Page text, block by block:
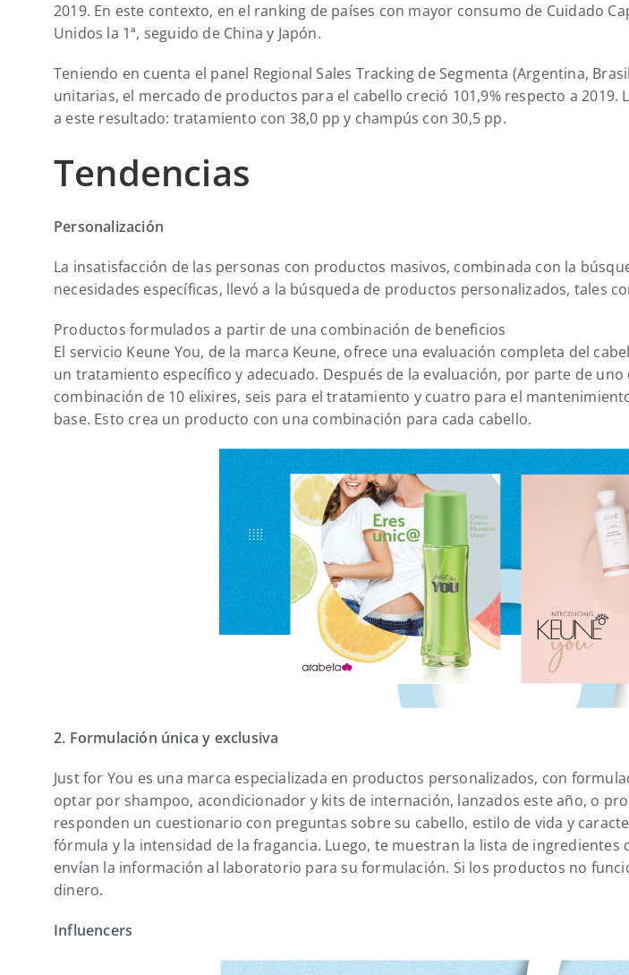
2019. En este contexto, en el ranking de países con mayor consumo de Cuidado
Unidos la 1ª, seguido de China y Japón.
Teniendo en cuenta el panel Regional Sales Tracking de Segmenta (Argentina,
unitarias, el mercado de productos para el cabello creció 101,9% respecto a
a este resultado: tratamiento con 38,0 pp y champús con 30,5 pp.
Tendencias
Personalización
La insatisfacción de las personas con productos masivos, combinada con la
necesidades específicas, llevó a la búsqueda de productos personalizados, tales
Productos formulados a partir de una combinación de beneficios
El servicio Keune You, de la marca Keune, ofrece una evaluación completa del
un tratamiento específico y adecuado. Después de la evaluación, por parte de
combinación de 10 elixires, seis para el tratamiento y cuatro para el
base. Esto crea un producto con una combinación para cada cabello.
2. Formulación única y exclusiva
Just for You es una marca especializada en productos personalizados, con
optar por shampoo, acondicionador y kits de internación, lanzados este año, o
responden un cuestionario con preguntas sobre su cabello, estilo de vida y
fórmula y la intensidad de la fragancia. Luego, te muestran la lista de ingredientes
envían la información al laboratorio para su formulación. Si los productos no
dinero.
Influencers